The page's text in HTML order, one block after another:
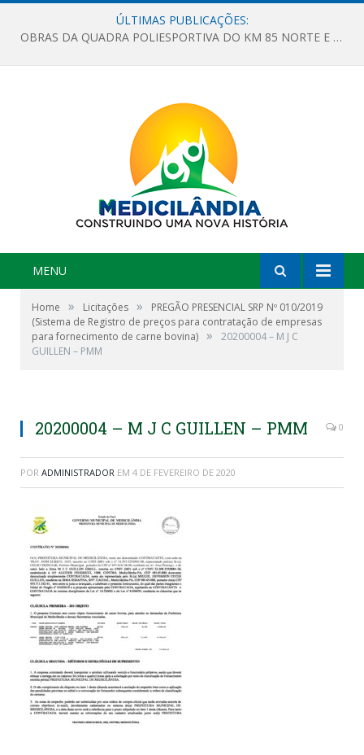
ÚLTIMAS PUBLICAÇÕES:
OBRAS DA QUADRA POLIESPORTIVA DO KM 85 NORTE E DA ESCOLA GASPAR VIANA AVANÇAM
MENU
Home » Licitações »
PREGÃO PRESENCIAL SRP Nº 010/2019
(Sistema de Registro de preços para contratação de empresas
para fornecimento de carne bovina) »
20200004 – M J C
GUILLEN – PMM
20200004 – M J C GUILLEN – PMM 0
POR ADMINISTRADOR EM 4 DE FEVEREIRO DE 2020